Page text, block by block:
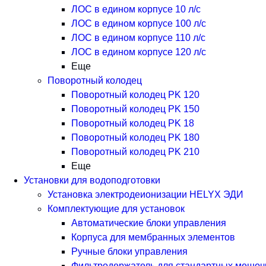
ЛОС в едином корпусе 10 л/с
ЛОС в едином корпусе 100 л/с
ЛОС в едином корпусе 110 л/с
ЛОС в едином корпусе 120 л/с
Еще
Поворотный колодец
Поворотный колодец PK 120
Поворотный колодец PK 150
Поворотный колодец PK 18
Поворотный колодец PK 180
Поворотный колодец PK 210
Еще
Установки для водоподготовки
Установка электродеионизации HELYX ЭДИ
Комплектующие для установок
Автоматические блоки управления
Корпуса для мембранных элементов
Ручные блоки управления